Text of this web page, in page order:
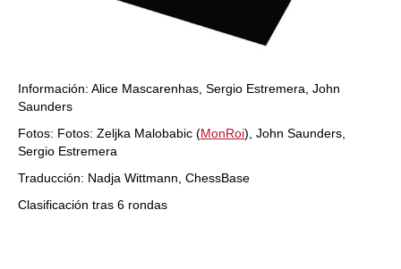
Información: Alice Mascarenhas, Sergio Estremera, John
Saunders
Fotos: Fotos: Zeljka Malobabic (MonRoi), John Saunders,
Sergio Estremera
Traducción: Nadja Wittmann, ChessBase
Clasificación tras 6 rondas